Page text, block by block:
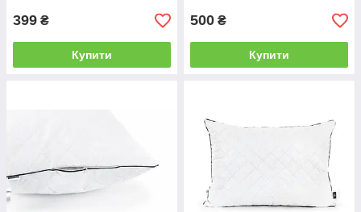
399 ₴
Купити
500 ₴
Купити